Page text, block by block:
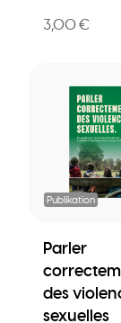
3,00 €
Publikation
Parler
des
sexuelles